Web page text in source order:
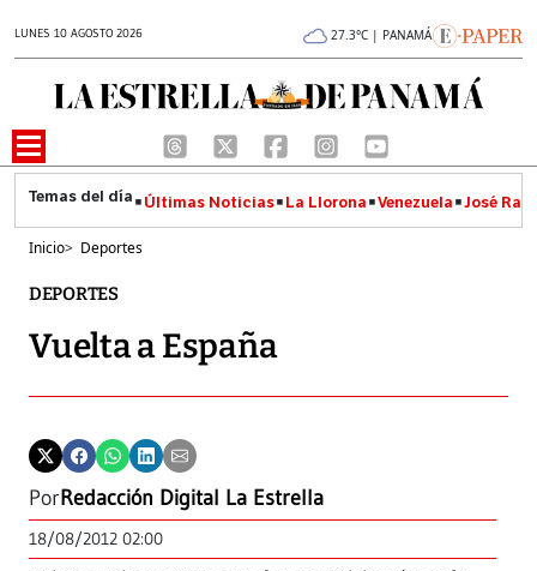
LUNES 10 AGOSTO 2026 27.3°C | PANAMÁ
Últimas Noticias La Llorona Venezuela José
Inicio> Deportes
DEPORTES
Vuelta a España
PorRedacción Digital La Estrella
18/08/2012 02:00